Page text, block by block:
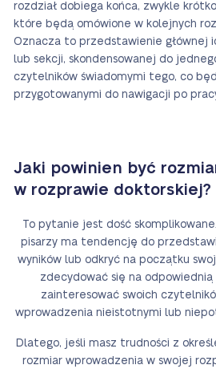
rozdział dobiega końca, zwykle
które będą omówione w kolejnych
Oznacza to przedstawienie głównej
lub sekcji, skondensowanej do
czytelników świadomymi tego, co
przygotowanymi do nawigacji po
Jaki powinien być
w rozprawie doktorskiej?
To pytanie jest dość
pisarzy ma tendencję do
wyników lub odkryć na początku
zdecydować się na odpowiednią
zainteresować swoich
wprowadzenia nieistotnymi lub
Dlatego, jeśli masz trudności z
rozmiar wprowadzenia w swojej